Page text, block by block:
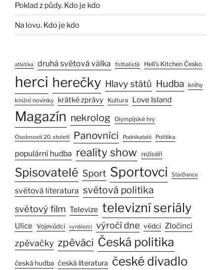
Poklad z půdy. Kdo je kdo
Na lovu. Kdo je kdo
atletika druhá světová válka fotbalisté Hell’s Kitchen Česko
herci herečky Hlavy států Hudba knihy
knižní novinky krátké zprávy Kultura Love Island
Magazín nekrolog Olympijské hry
Osobnosti 20. století Panovníci Podnikatelé Politika
populární hudba reality show režiséři
Spisovatelé Sport Sportovci StarDance
světová literatura světová politika
světový film Televize televizní seriály
Ulice Vojevůdci vynálezci výročí dne vědci Zločinci
zpěvačky zpěváci Česká politika
česká hudba česká literatura české divadlo